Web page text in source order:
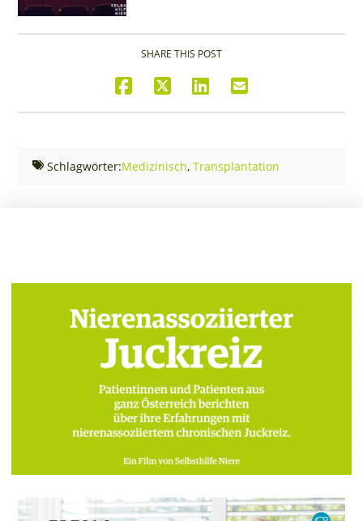
SHARE THIS POST
Schlagwörter:Medizinisch,Transplantation